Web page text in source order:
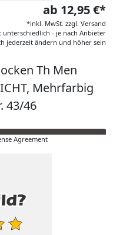
ab 12,95 €*
*inkl. MwSt. zzgl. Versand
unterschiedlich - je nach Anbieter
jederzeit ändern und höher sein
Th Men
Mehrfarbig
43/46
Agreement